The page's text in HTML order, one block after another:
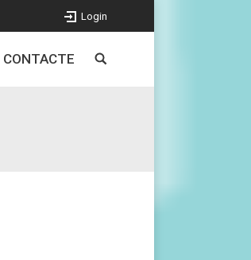
Login
CONTACTE